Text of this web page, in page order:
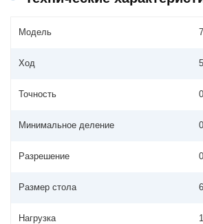
Модель
Ход
Точность
Минимальное деление
Разрешение
Размер стола
Нагрузка